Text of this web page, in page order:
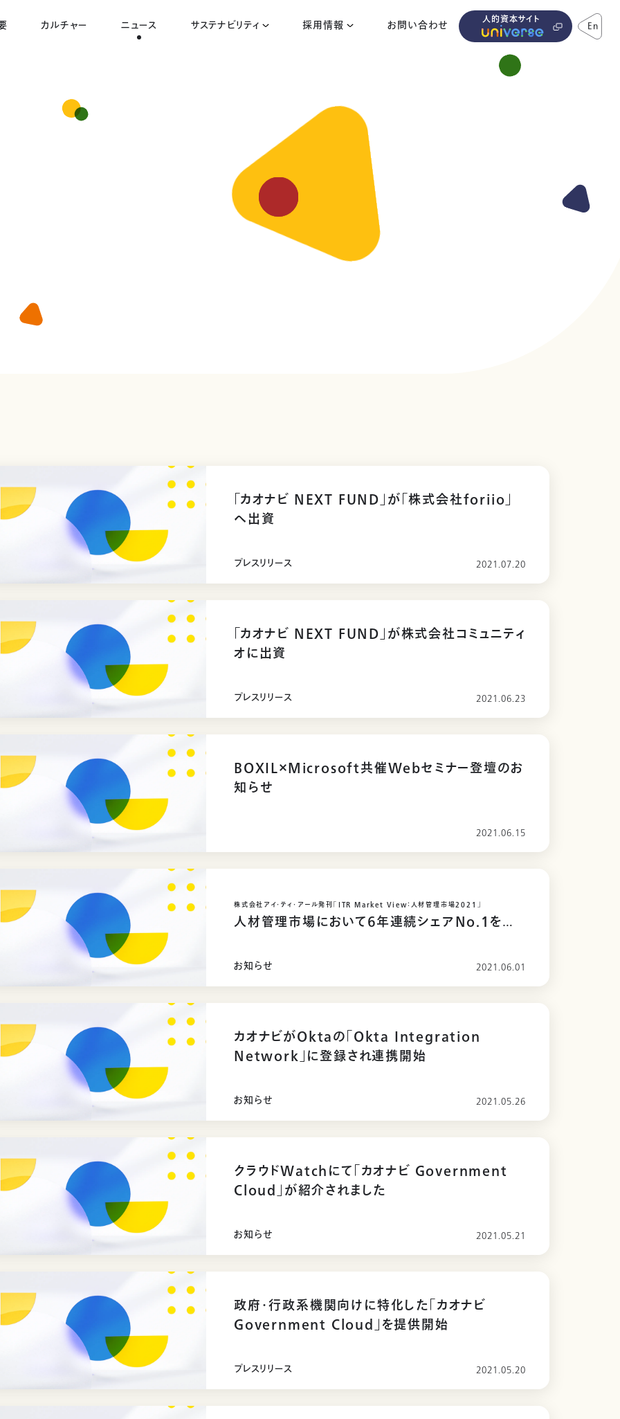
カルチャー ニュース サステナビリティ 採用情報 お問い合わせ 人的資本サイト En
「カオナビ NEXT FUND」が「株式会社foriio」
へ出資
プレスリリース 2021.07.20
「カオナビ NEXT FUND」が株式会社コミュニティ
オに出資
プレスリリース 2021.06.23
BOXIL×Microsoft共催Webセミナー登壇のお
知らせ
2021.06.15
株式会社アイ・ティ・アール発刊「ITR Market View：人材管理市場2021」
人材管理市場において６年連続シェアNo.1を獲
お知らせ 2021.06.01
カオナビがOktaの「Okta Integration
Network」に登録され連携開始
お知らせ 2021.05.26
クラウドWatchにて「カオナビ Government
Cloud」が紹介されました
お知らせ 2021.05.21
政府・行政系機関向けに特化した「カオナビ
Government Cloud」を提供開始
プレスリリース 2021.05.20